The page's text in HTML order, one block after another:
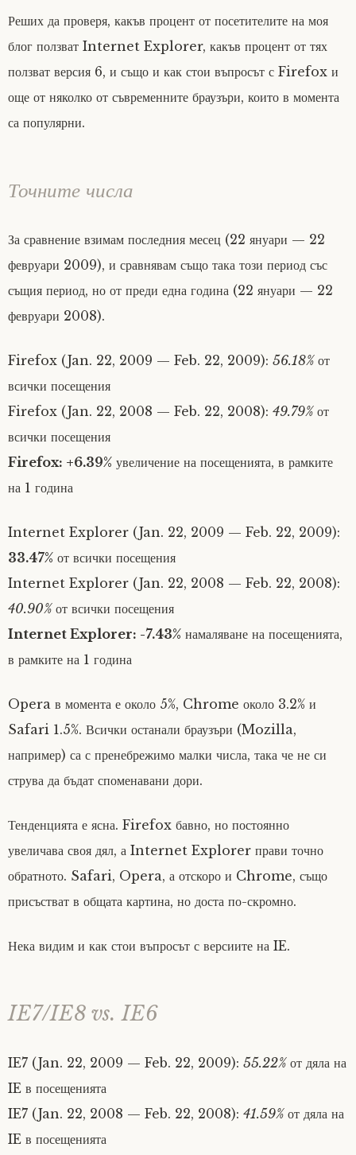
Реших да проверя, какъв процент от посетителите на моя
блог ползват Internet Explorer, какъв процент от тях
ползват версия 6, и също и как стои въпросът с Firefox и
още от няколко от съвременните браузъри, които в момента
са популярни.
Точните числа
За сравнение взимам последния месец (22 януари — 22
февруари 2009), и сравнявам също така този период със
същия период, но от преди една година (22 януари — 22
февруари 2008).
Firefox (Jan. 22, 2009 — Feb. 22, 2009): 56.18%от
всички посещения
Firefox (Jan. 22, 2008 — Feb. 22, 2008): 49.79%от
всички посещения
Firefox: +6.39% увеличение на посещенията, в рамките
на 1 година
Internet Explorer (Jan. 22, 2009 — Feb. 22, 2009):
33.47% от всички посещения
Internet Explorer (Jan. 22, 2008 — Feb. 22, 2008):
40.90%от всички посещения
Internet Explorer: -7.43% намаляване на посещенията,
в рамките на 1 година
Opera в момента е около 5%, Chrome около 3.2% и
Safari 1.5%. Всички останали браузъри (Mozilla,
например) са с пренебрежимо малки числа, така че не си
струва да бъдат споменавани дори.
Тенденцията е ясна. Firefox бавно, но постоянно
увеличава своя дял, а Internet Explorer прави точно
обратното. Safari, Opera, а отскоро и Chrome, също
присъстват в общата картина, но доста по-скромно.
Нека видим и как стои въпросът с версиите на IE.
IE7/IE8 vs. IE6
IE7 (Jan. 22, 2009 — Feb. 22, 2009): 55.22%от дяла на
IE в посещенията
IE7 (Jan. 22, 2008 — Feb. 22, 2008): 41.59%от дяла на
IE в посещенията